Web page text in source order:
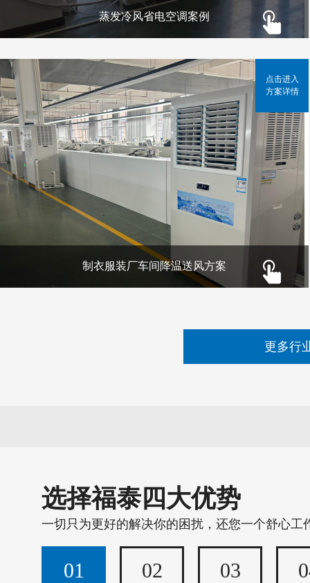
蒸发冷风省电空调案例
制衣服装厂车间降温送风方案
点击进入
方案详情
更多行
选择福泰四大优势
一切只为更好的解决你的困扰，还您一个舒心工
01 02 03